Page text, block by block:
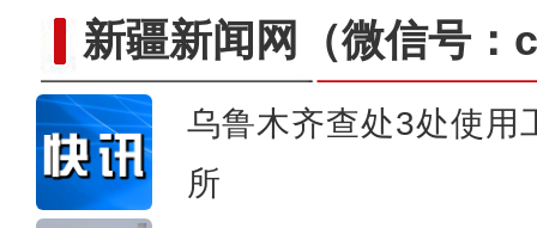
新疆新闻网 （微信号
乌鲁木齐查处3处使用
所库车市“拯救老屋行动-古